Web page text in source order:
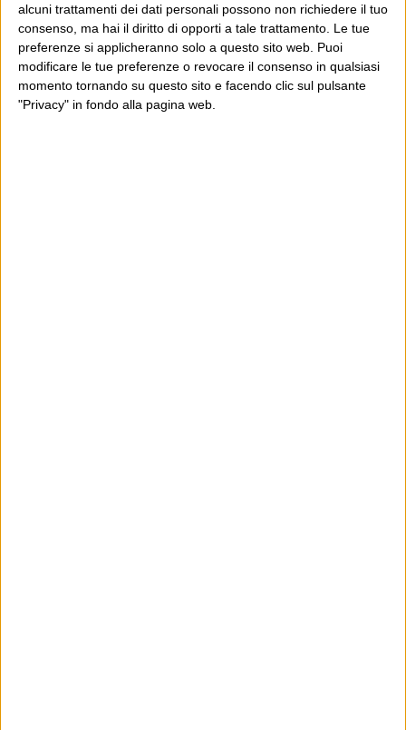
alcuni trattamenti dei dati personali possono non richiedere il tuo
consenso, ma hai il diritto di opporti a tale trattamento. Le tue
preferenze si applicheranno solo a questo sito web. Puoi
modificare le tue preferenze o revocare il consenso in qualsiasi
momento tornando su questo sito e facendo clic sul pulsante
"Privacy" in fondo alla pagina web.
E per i regali di Natale